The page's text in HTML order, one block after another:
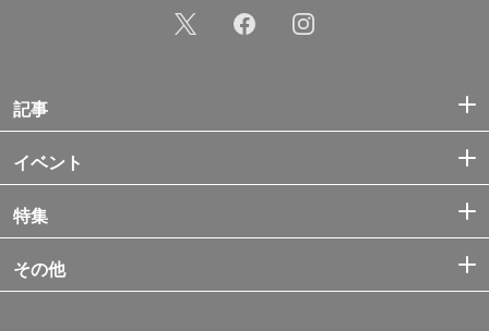
記事
イベント
特集
その他